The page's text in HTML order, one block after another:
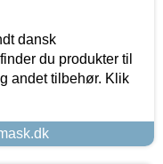
dansk
du produkter til
andet tilbehør. Klik